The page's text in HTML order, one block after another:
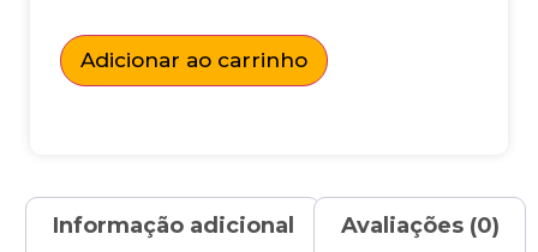
Adicionar ao carrinho
Informação adicional Avaliações (0)